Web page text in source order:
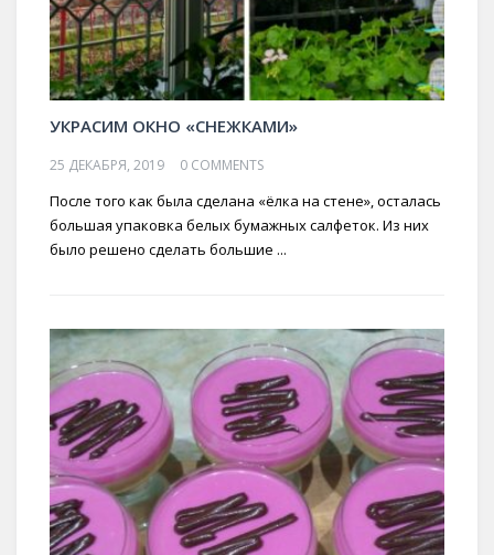
УКРАСИМ ОКНО «СНЕЖКАМИ»
25 ДЕКАБРЯ, 2019 0 COMMENTS
После того как была сделана «ёлка на стене», осталась
большая упаковка белых бумажных салфеток. Из них
было решено сделать большие ...